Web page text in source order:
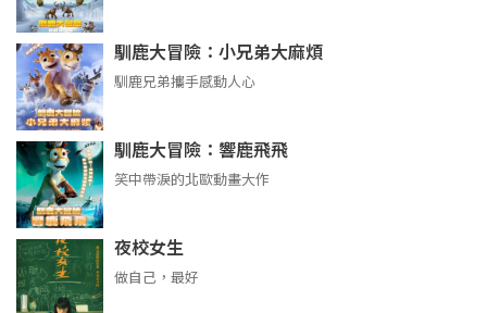
馴鹿大冒險：小兄弟大麻煩
馴鹿兄弟攜手感動人心
馴鹿大冒險：響鹿飛飛
笑中帶淚的北歐動畫大作
夜校女生
做自己，最好